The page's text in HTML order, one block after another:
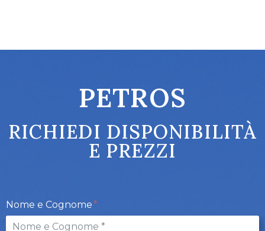
PETROS
RICHIEDI DISPONIBILITÀ
E PREZZI
Nome e Cognome